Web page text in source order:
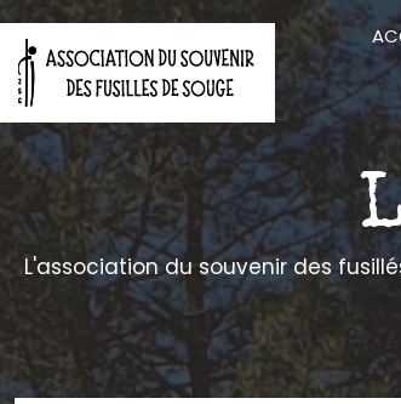
Aller
au
contenu
L'association du souvenir des